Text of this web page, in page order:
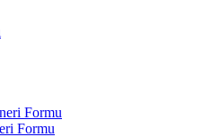
Formu
Formu